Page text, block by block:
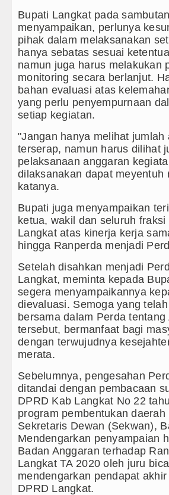
Real Madrid
Tujuh Tewas dalam
Bayern Munich
Bupati Langkat pada
menyampaikan, perlunya
pihak dalam melaksanakan
hanya sebatas sesuai
namun juga harus melakukan
monitoring secara berlanjut.
bahan evaluasi atas
yang perlu penyempurnaan
setiap kegiatan.
"Jangan hanya melihat jumlah
terserap, namun harus dilihat
pelaksanaan anggaran
dilaksanakan dapat meyentuh
katanya.
Bupati juga menyampaikan
ketua, wakil dan seluruh fraksi
Langkat atas kinerja kerja
hingga Ranperda menjadi
Setelah disahkan menjadi
Langkat, meminta kepada
segera menyampaikannya
dievaluasi. Semoga yang
bersama dalam Perda tentang
tersebut, bermanfaat bagi
dengan terwujudnya
merata.
Sebelumnya, pengesahan
ditandai dengan pembacaan
DPRD Kab Langkat No 22
program pembentukan
Sekretaris Dewan (Sekwan),
Mendengarkan penyampaian
Badan Anggaran terhadap
Langkat TA 2020 oleh juru
mendengarkan pendapat
DPRD Langkat.